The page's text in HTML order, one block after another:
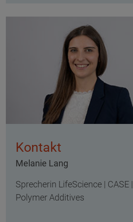
Kontakt
Melanie Lang
Sprecherin LifeScience | CASE |
Polymer Additives